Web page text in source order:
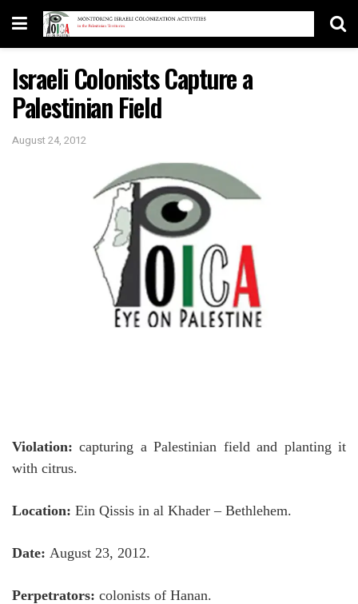
Israeli Colonists Capture a
Palestinian Field
August 24, 2012
Violation:capturing a Palestinian field and planting it
with citrus.
Location: Ein Qissis in al Khader – Bethlehem.
Date: August 23, 2012.
Perpetrators: colonists of Hanan.